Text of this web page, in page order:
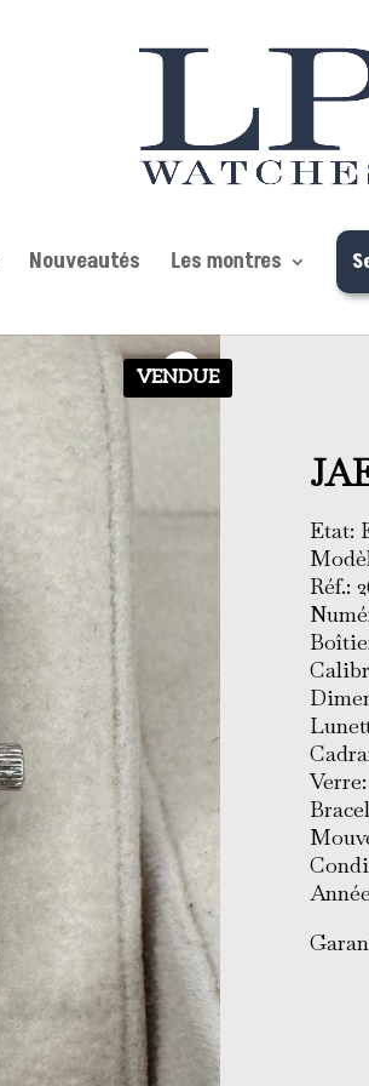
Nouveautés Les montres
VENDUE
Etat:
Réf.: